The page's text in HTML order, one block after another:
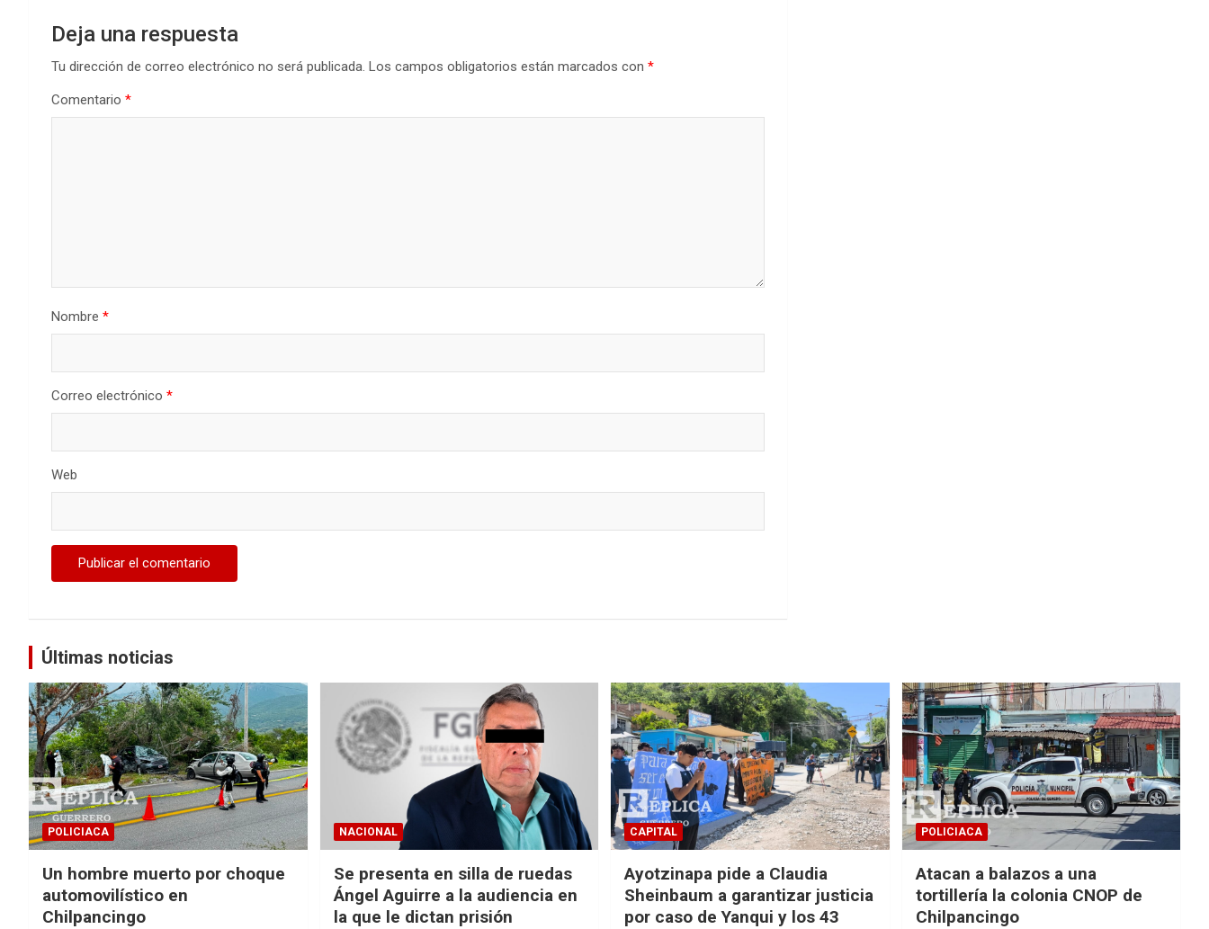
Deja una respuesta
Tu dirección de correo electrónico no será publicada. Los campos obligatorios están marcados con *
Comentario *
Nombre *
Correo electrónico *
Web
Últimas noticias
POLICIACA
Un hombre muerto por choque
automovilístico en
Chilpancingo
NACIONAL
Se presenta en silla de ruedas
Ángel Aguirre a la audiencia en
la que le dictan prisión
CAPITAL
Ayotzinapa pide a Claudia
Sheinbaum a garantizar justicia
por caso de Yanqui y los 43
POLICIACA
Atacan a balazos a una
tortillería la colonia CNOP de
Chilpancingo